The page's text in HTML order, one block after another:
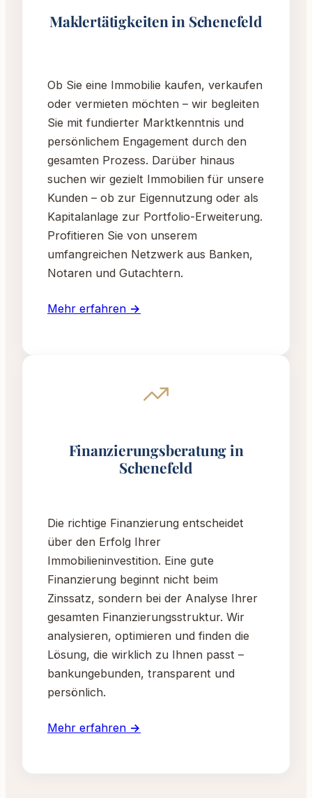
Maklertätigkeiten in Schenefeld
Ob Sie eine Immobilie kaufen, verkaufen
oder vermieten möchten – wir begleiten
Sie mit fundierter Marktkenntnis und
persönlichem Engagement durch den
gesamten Prozess. Darüber hinaus
suchen wir gezielt Immobilien für unsere
Kunden – ob zur Eigennutzung oder als
Kapitalanlage zur Portfolio-Erweiterung.
Profitieren Sie von unserem
umfangreichen Netzwerk aus Banken,
Notaren und Gutachtern.
Mehr erfahren →
Finanzierungsberatung in
Schenefeld
Die richtige Finanzierung entscheidet
über den Erfolg Ihrer
Immobilieninvestition. Eine gute
Finanzierung beginnt nicht beim
Zinssatz, sondern bei der Analyse Ihrer
gesamten Finanzierungsstruktur. Wir
analysieren, optimieren und finden die
Lösung, die wirklich zu Ihnen passt –
bankungebunden, transparent und
persönlich.
Mehr erfahren →